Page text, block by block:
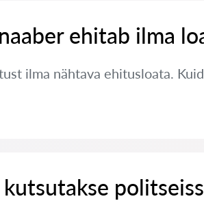
ehitab ilma
ilma nähtava ehitusloata.